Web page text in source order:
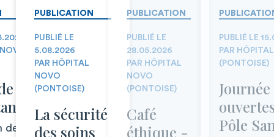
la
la
PUBLICATION
PUBLIÉ LE
5.08.2026
PAR HÔPITAL
NOVO
(PONTOISE)
La sécurité
des soins
PUBLICATION
PUBLIÉ LE
28.05.2026
PAR HÔPITAL
NOVO
(PONTOISE)
Café
éthique -
PUBLIÉ LE
PAR
(PONTOISE)
Pôle